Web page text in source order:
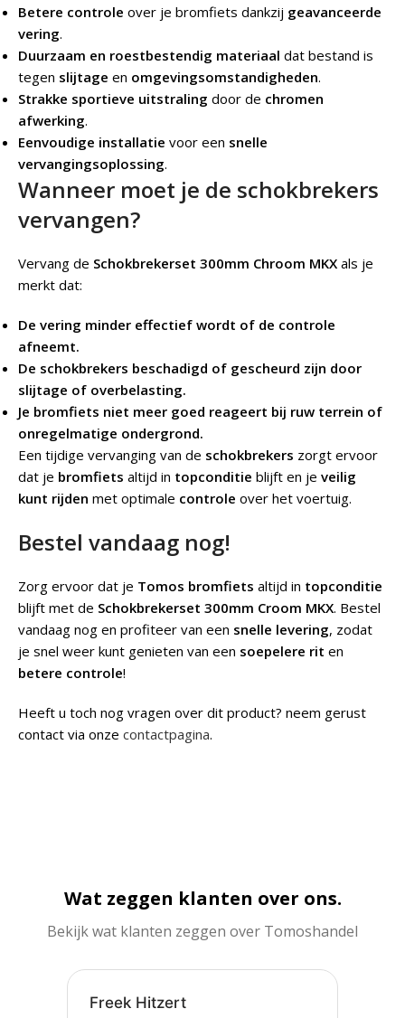
Betere controle over je bromfiets dankzij geavanceerde
vering.
Duurzaam en roestbestendig materiaal dat bestand is
tegen slijtage en omgevingsomstandigheden.
Strakke sportieve uitstraling door de chromen
afwerking.
Eenvoudige installatie voor een snelle
vervangingsoplossing.
Wanneer moet je de schokbrekers
vervangen?
Vervang de Schokbrekerset 300mm Chroom MKX als je
merkt dat:
De vering minder effectief wordt of de controle
afneemt.
De schokbrekers beschadigd of gescheurd zijn door
slijtage of overbelasting.
Je bromfiets niet meer goed reageert bij ruw terrein of
onregelmatige ondergrond.
Een tijdige vervanging van de schokbrekers zorgt ervoor
dat je bromfiets altijd in topconditie blijft en je veilig
kunt rijden met optimale controle over het voertuig.
Bestel vandaag nog!
Zorg ervoor dat je Tomos bromfiets altijd in topconditie
blijft met de Schokbrekerset 300mm Croom MKX. Bestel
vandaag nog en profiteer van een snelle levering, zodat
je snel weer kunt genieten van een soepelere rit en
betere controle!
Heeft u toch nog vragen over dit product? neem gerust
contact via onze contactpagina.
Wat zeggen klanten over ons.
Bekijk wat klanten zeggen over Tomoshandel